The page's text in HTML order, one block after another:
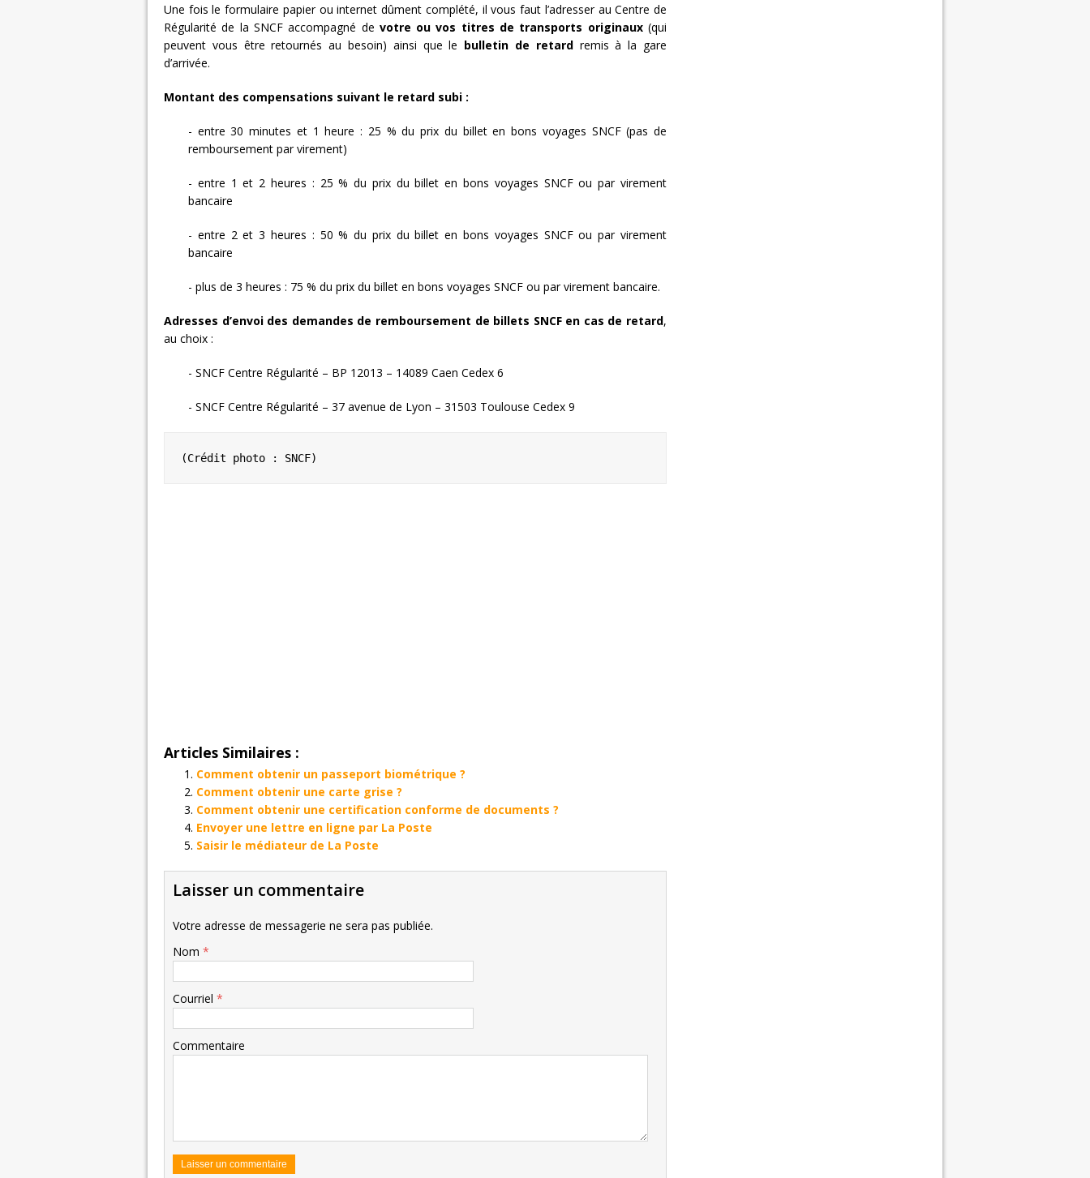
Une fois le formulaire papier ou internet dûment complété, il vous faut l’adresser au Centre de
Régularité de la SNCF accompagné de votre ou vos titres de transports originaux(qui
peuvent vous être retournés au besoin) ainsi que le bulletin de retardremis à la gare
d’arrivée.
Montant des compensations suivant le retard subi :
- entre 30 minutes et 1 heure : 25 % du prix du billet en bons voyages SNCF (pas de
remboursement par virement)
- entre 1 et 2 heures : 25 % du prix du billet en bons voyages SNCF ou par virement
bancaire
- entre 2 et 3 heures : 50 % du prix du billet en bons voyages SNCF ou par virement
bancaire
- plus de 3 heures : 75 % du prix du billet en bons voyages SNCF ou par virement bancaire.
Adresses d’envoi des demandes de remboursement de billets SNCF en cas de retard,
au choix :
- SNCF Centre Régularité – BP 12013 – 14089 Caen Cedex 6
- SNCF Centre Régularité – 37 avenue de Lyon – 31503 Toulouse Cedex 9
(Crédit photo : SNCF)
Articles Similaires :
Comment obtenir un passeport biométrique ?
Comment obtenir une carte grise ?
Comment obtenir une certification conforme de documents ?
Envoyer une lettre en ligne par La Poste
Saisir le médiateur de La Poste
Laisser un commentaire
Votre adresse de messagerie ne sera pas publiée.
Nom *
Courriel *
Commentaire